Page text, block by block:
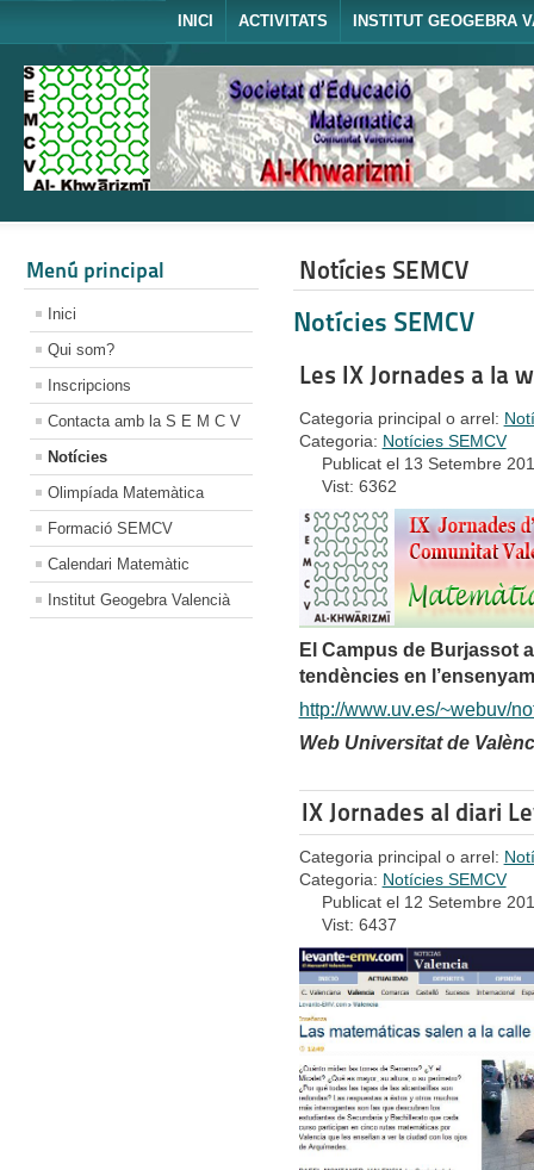
INICI ACTIVITATS INSTITUT GEOGEBRA
Menú principal
Inici
Qui som?
Inscripcions
Contacta amb la S E M C V
Notícies
Olimpíada Matemàtica
Formació SEMCV
Calendari Matemàtic
Institut Geogebra Valencià
Notícies SEMCV
Notícies SEMCV
Les IX Jornades a la
Categoria principal o arrel:
Categoria: Notícies SEMCV
Publicat el 13 Setembre
Vist: 6362
El Campus de Burjassot
tendències en
http://www.uv.es/~webuv/
Web Universitat de
IX Jornades al diari
Categoria principal o arrel:
Categoria: Notícies SEMCV
Publicat el 12 Setembre
Vist: 6437